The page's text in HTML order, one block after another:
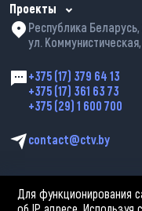
Проекты
Республика Беларусь,
ул.
+375 (17) 379 64 13
+375 (17) 361 63 73
+375 (29) 1 600 700
contact@ctv.by
Для функционирования